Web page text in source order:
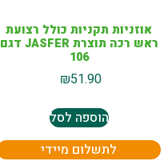
אוזניות תקניות כולל רצועת
ראש רכה תוצרת JASFER דגם
106
₪51.90
הוספה לסל
לתשלום מיידי